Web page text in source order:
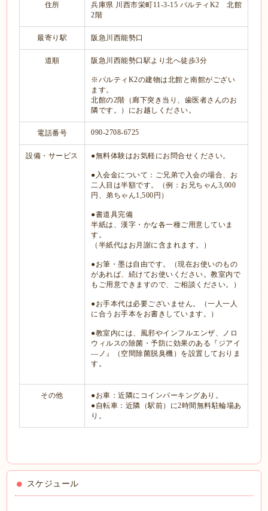
住所
兵庫県 川西市栄町11-3-15 パルティK2 北館
2階
最寄り駅 阪急川西能勢口
道順 阪急川西能勢口駅より北へ徒歩3分
※パルティK2の建物は北館と南館がござい
ます。
北館の2階（廊下突き当り、歯医者さんのお
隣です。）にお越しください。
電話番号 090-2708-6725
設備・サービス ●無料体験はお気軽にお問合せください。
●入会金について：ご兄弟で入会の場合、お
二人目は半額です。（例：お兄ちゃん3,000
円、弟ちゃん1,500円）
●書道具完備
半紙は、漢字・かな各一種ご用意していま
す。
（半紙代はお月謝に含まれます。）
●お筆・墨は自由です。（現在お使いのもの
があれば、続けてお使いください。教室内で
もご用意できますので、ご相談ください。）
●お手本代は必要ございません。（一人一人
に合うお手本をお書きしています。）
●教室内には、風邪やインフルエンザ、ノロ
ウィルスの除菌・予防に効果のある『ジアイ
―ノ』（空間除菌脱臭機）を設置しておりま
す。
その他
●お車：近隣にコインパーキングあり。
●自転車：近隣（駅前）に2時間無料駐輪場あ
り。
スケジュール